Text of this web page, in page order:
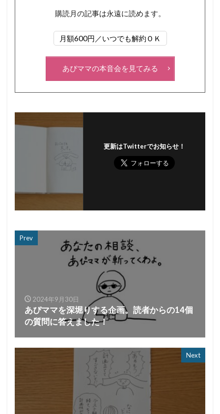
購読月の記事は永遠に読めます。
月額600円／いつでも解約ＯＫ
あぴママの本音会を見てみる
更新はTwitterでお知らせ！
Prev
2024年9月30日
あぴママを深堀りする企画。読者からの14個
の質問に答えました！
Next